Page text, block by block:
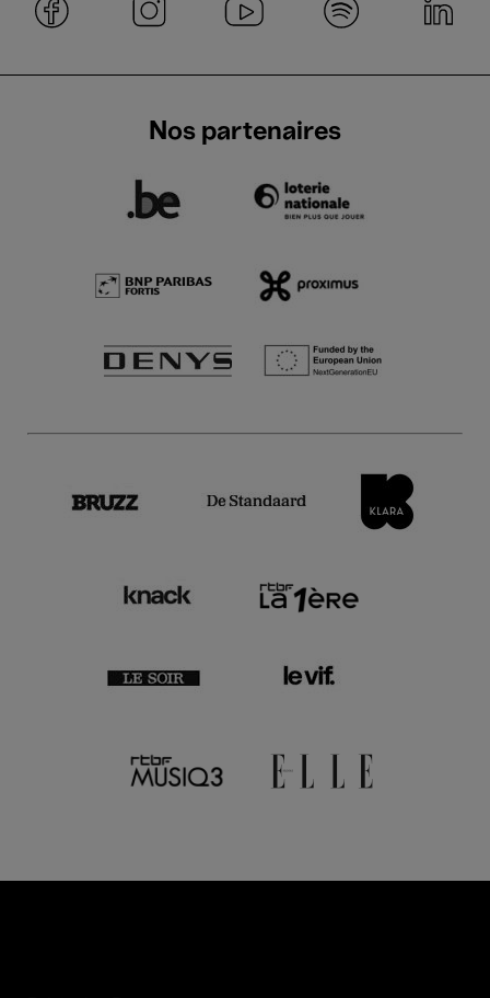
Nos partenaires